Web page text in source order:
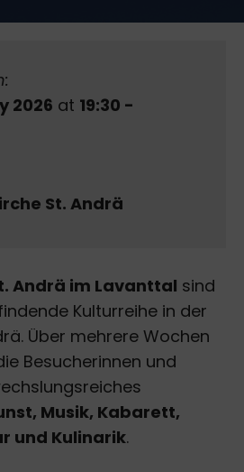
2026 at 19:30 -
St. Andrä
Andrä im Lavanttal sind
Kulturreihe in der
Über mehrere Wochen
Besucherinnen und
Musik, Kabarett,
und Kulinarik.